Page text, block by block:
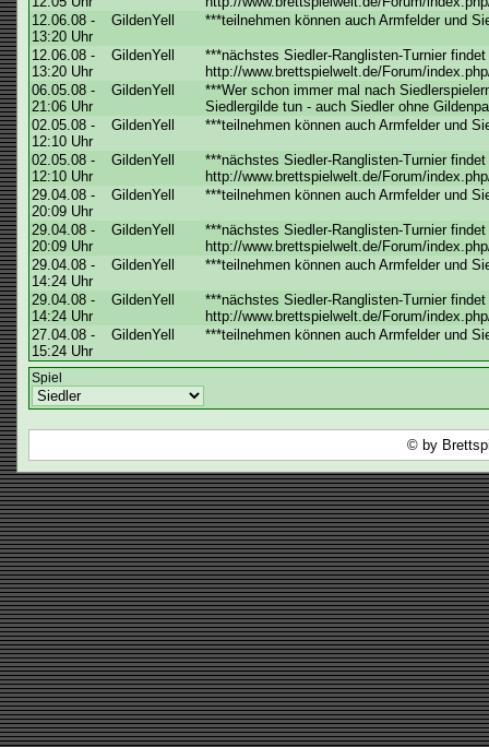
12.06.08 -
13:20 Uhr
GildenYell ***teilnehmen können auch Armfelder und
12.06.08 -
13:20 Uhr
GildenYell
***nächstes Siedler-Ranglisten-Turnier
http://www.brettspielwelt.de/Forum/
06.05.08 -
21:06 Uhr
GildenYell
***Wer schon immer mal nach
Siedlergilde tun - auch Siedler ohne
02.05.08 -
12:10 Uhr
GildenYell ***teilnehmen können auch Armfelder und
02.05.08 -
12:10 Uhr
GildenYell
***nächstes Siedler-Ranglisten-Turnier
http://www.brettspielwelt.de/Forum/
29.04.08 -
20:09 Uhr
GildenYell ***teilnehmen können auch Armfelder und
29.04.08 -
20:09 Uhr
GildenYell
***nächstes Siedler-Ranglisten-Turnier
http://www.brettspielwelt.de/Forum/
29.04.08 -
14:24 Uhr
GildenYell ***teilnehmen können auch Armfelder und
29.04.08 -
14:24 Uhr
GildenYell
***nächstes Siedler-Ranglisten-Turnier
http://www.brettspielwelt.de/Forum/
27.04.08 -
15:24 Uhr
GildenYell ***teilnehmen können auch Armfelder und
Spiel
© by